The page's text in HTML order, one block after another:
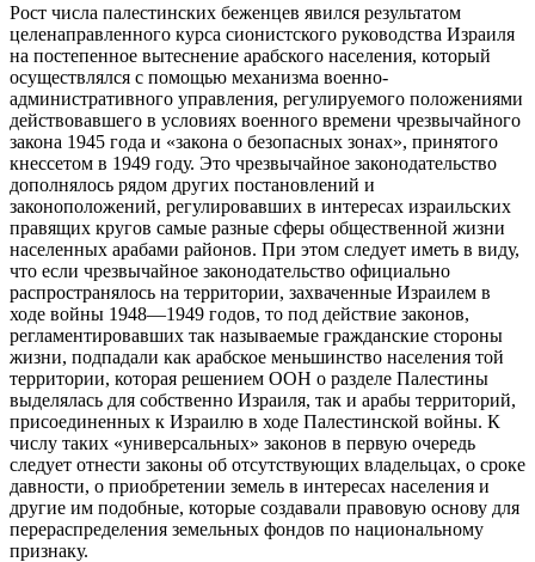
Рост числа палестинских беженцев явился результатом
целенаправленного курса сионистского руководства Израиля
на постепенное вытеснение арабского населения, который
осуществлялся с помощью механизма военно-
административного управления, регулируемого положениями
действовавшего в условиях военного времени чрезвычайного
закона 1945 года и «закона о безопасных зонах», принятого
кнессетом в 1949 году. Это чрезвычайное законодательство
дополнялось рядом других постановлений и
законоположений, регулировавших в интересах израильских
правящих кругов самые разные сферы общественной жизни
населенных арабами районов. При этом следует иметь в виду,
что если чрезвычайное законодательство официально
распространялось на территории, захваченные Израилем в
ходе войны 1948—1949 годов, то под действие законов,
регламентировавших так называемые гражданские стороны
жизни, подпадали как арабское меньшинство населения той
территории, которая решением ООН о разделе Палестины
выделялась для собственно Израиля, так и арабы территорий,
присоединенных к Израилю в ходе Палестинской войны. К
числу таких «универсальных» законов в первую очередь
следует отнести законы об отсутствующих владельцах, о сроке
давности, о приобретении земель в интересах населения и
другие им подобные, которые создавали правовую основу для
перераспределения земельных фондов по национальному
признаку.